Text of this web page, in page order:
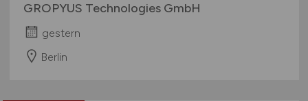
GROPYUS Technologies GmbH
gestern
Berlin